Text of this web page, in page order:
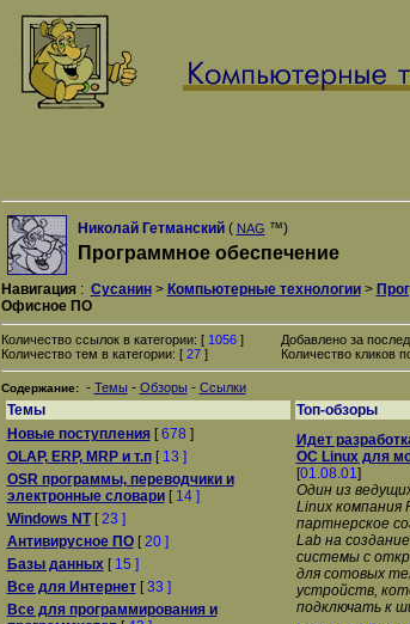
Николай Гетманский( NAG ™)
Программное обеспечение
Навигация: Сусанин> Компьютерные технологии>
Офисное ПО
Количество ссылок в категории: [ 1056]
Количество тем в категории: [ 27]
Добавлено за
Количество кликов
Содержание: - Темы - Обзоры - Ссылки
Темы
Топ-обзоры
Новые поступления[678 ]
OLAP, ERP, MRP и т.п[ 13 ]
OSR программы, переводчики и
электронные словари[ 14 ]
Windows NT[23 ]
Антивирусное ПО[20 ]
Базы данных[ 15 ]
Все для Интернет[33 ]
Все для программирования и
Идет
ОС Linux для
[01.08.01]
Один из
Linux компания
партнерское
Lab на
системы с
для сотовых
устройств,
подключать к